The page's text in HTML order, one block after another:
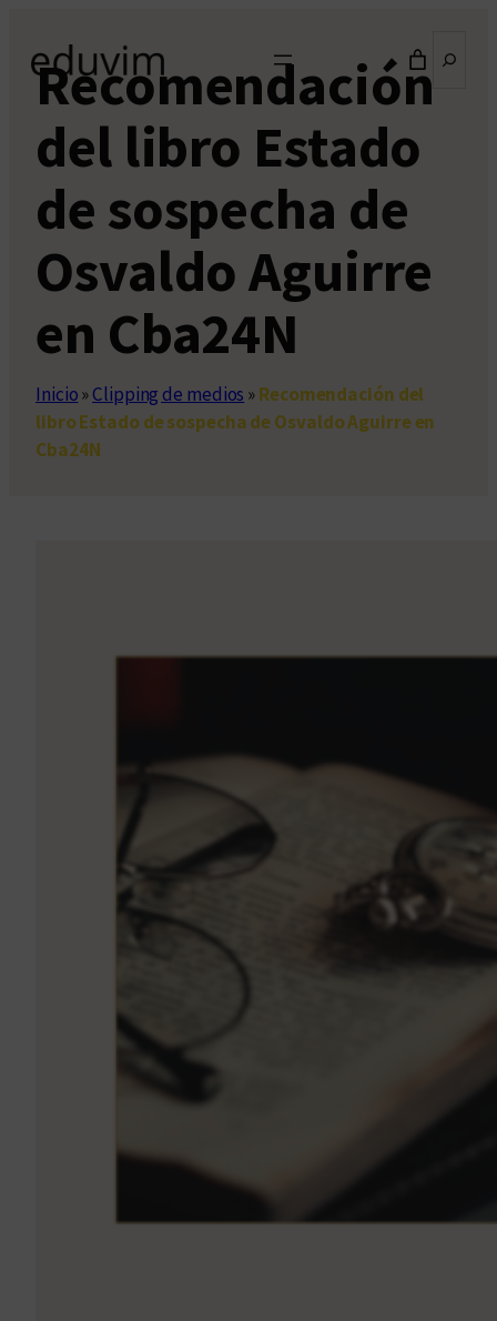
contenido
Recomendación
del libro Estado
de sospecha de
Osvaldo Aguirre
en Cba24N
Inicio»Clipping de medios »Recomendación del
libro Estado de sospecha de Osvaldo Aguirre en
Cba24N